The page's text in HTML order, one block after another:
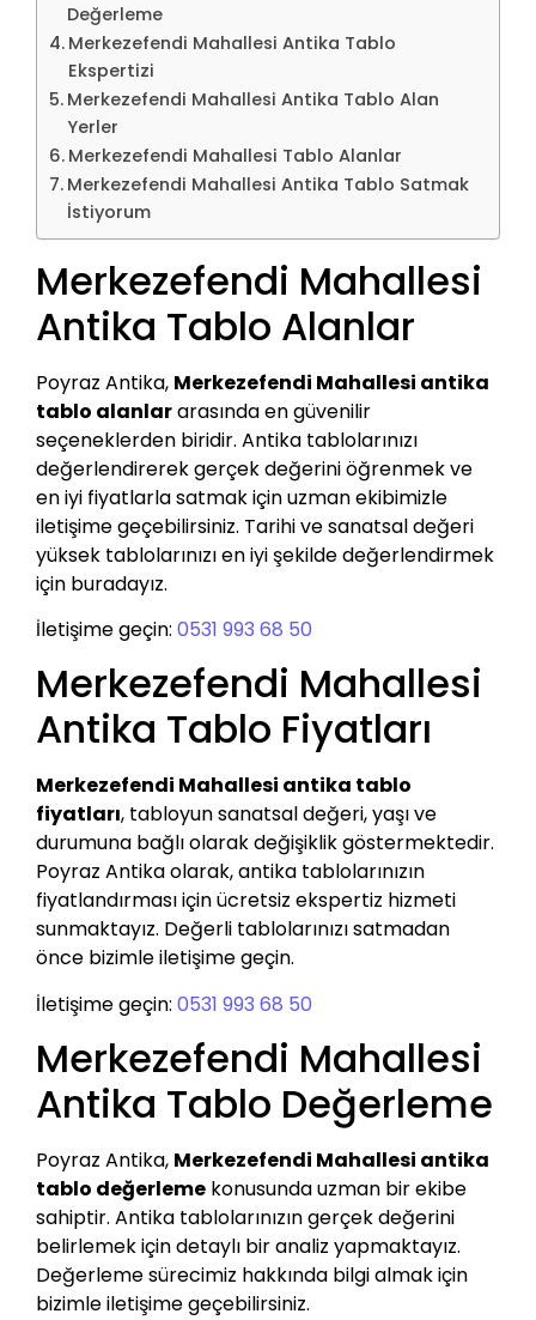
Değerleme
Merkezefendi Mahallesi Antika Tablo
Ekspertizi
Merkezefendi Mahallesi Antika Tablo Alan
Yerler
Merkezefendi Mahallesi Tablo Alanlar
Merkezefendi Mahallesi Antika Tablo Satmak
İstiyorum
Merkezefendi Mahallesi
Antika Tablo Alanlar
Poyraz Antika, Merkezefendi Mahallesi antika
tablo alanlararasında en güvenilir
seçeneklerden biridir. Antika tablolarınızı
değerlendirerek gerçek değerini öğrenmek ve
en iyi fiyatlarla satmak için uzman ekibimizle
iletişime geçebilirsiniz. Tarihi ve sanatsal değeri
yüksek tablolarınızı en iyi şekilde değerlendirmek
için buradayız.
İletişime geçin: 0531 993 68 50
Merkezefendi Mahallesi
Antika Tablo Fiyatları
Merkezefendi Mahallesi antika tablo
fiyatları, tabloyun sanatsal değeri, yaşı ve
durumuna bağlı olarak değişiklik göstermektedir.
Poyraz Antika olarak, antika tablolarınızın
fiyatlandırması için ücretsiz ekspertiz hizmeti
sunmaktayız. Değerli tablolarınızı satmadan
önce bizimle iletişime geçin.
İletişime geçin: 0531 993 68 50
Merkezefendi Mahallesi
Antika Tablo Değerleme
Poyraz Antika, Merkezefendi Mahallesi antika
tablo değerleme konusunda uzman bir ekibe
sahiptir. Antika tablolarınızın gerçek değerini
belirlemek için detaylı bir analiz yapmaktayız.
Değerleme sürecimiz hakkında bilgi almak için
bizimle iletişime geçebilirsiniz.